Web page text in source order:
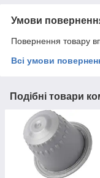
Умови
Повернення товару
Всі умови
Подібні товари